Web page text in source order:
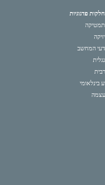
פדגוגיות
המחשב
בינלאומי